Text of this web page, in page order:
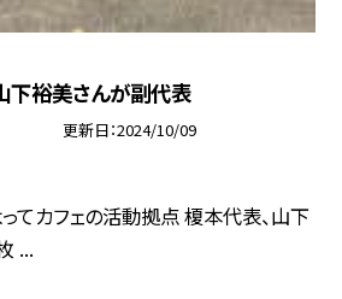
裕美さんが副代表
更新日 2024/10/09
ってカフェの活動拠点 榎本代表、山下
...